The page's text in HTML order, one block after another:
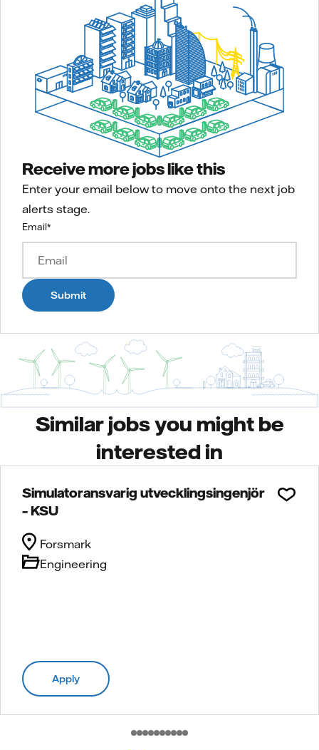
Receive more jobs like this
Enter your email below to move onto the next job
alerts stage.
Email*
Submit
Similar jobs you might be
interested in
Simulatoransvarig utvecklingsingenjör
– KSU
Engineering
Forsmark
Apply